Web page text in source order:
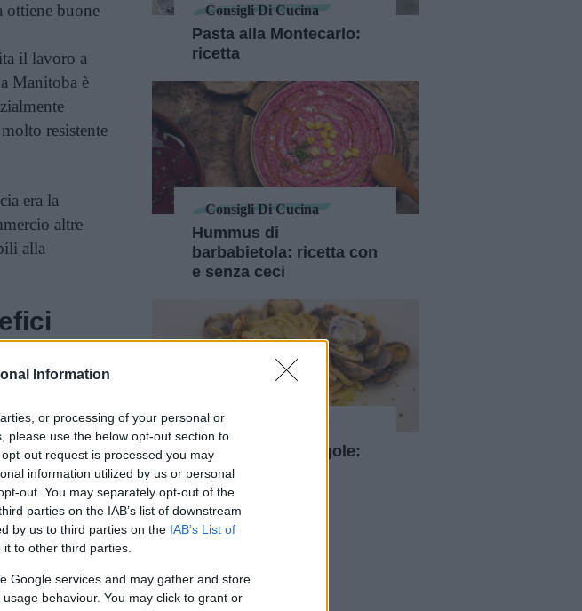
Information
or processing of your personal or
please use the below opt-out section to
out request is processed you may
information utilized by us or personal
out. You may separately opt-out of the
parties on the IAB’s list of downstream
by us to third parties on the IAB’s List of
to other third parties.
Google services and may gather and store
behaviour. You may click to grant or
ottiene buone
il lavoro a
Manitoba è
resistente
era la
altre
alla
Consigli Di Cucina
Pasta alla Montecarlo:
ricetta
Consigli Di Cucina
Hummus di
barbabietola: ricetta con
e senza ceci
Linguine alle vongole:
ricetta